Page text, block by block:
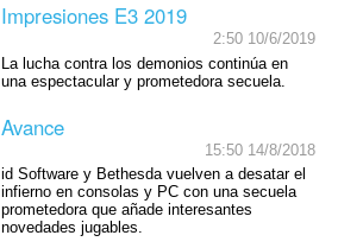
Impresiones E3 2019
2:50 10/6/2019
La lucha contra los demonios continúa en
una espectacular y prometedora secuela.
Avance
15:50 14/8/2018
id Software y Bethesda vuelven a desatar el
infierno en consolas y PC con una secuela
prometedora que añade interesantes
novedades jugables.